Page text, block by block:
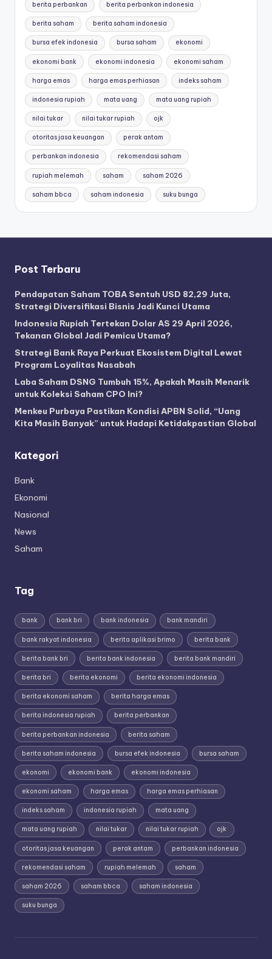
berita perbankan berita perbankan indonesia
berita saham berita saham indonesia
bursa efek indonesia bursa saham ekonomi
ekonomi bank ekonomi indonesia ekonomi saham
harga emas harga emas perhiasan indeks saham
indonesia rupiah mata uang mata uang rupiah
nilai tukar nilai tukar rupiah ojk
otoritas jasa keuangan perak antam
perbankan indonesia rekomendasi saham
rupiah melemah saham saham 2026
saham bbca saham indonesia suku bunga
Post Terbaru
Pendapatan Saham TOBA Sentuh USD 82,29 Juta,
Strategi Diversifikasi Bisnis Jadi Kunci Utama
Indonesia Rupiah Tertekan Dolar AS 29 April 2026,
Tekanan Global Jadi Pemicu Utama?
Strategi Bank Raya Perkuat Ekosistem Digital Lewat
Program Loyalitas Nasabah
Laba Saham DSNG Tumbuh 15%, Apakah Masih Menarik
untuk Koleksi Saham CPO Ini?
Menkeu Purbaya Pastikan Kondisi APBN Solid, “Uang
Kita Masih Banyak” untuk Hadapi Ketidakpastian Global
Kategori
Bank
Ekonomi
Nasional
News
Saham
Tag
bank bank bri bank indonesia bank mandiri
bank rakyat indonesia berita aplikasi brimo berita bank
berita bank bri berita bank indonesia berita bank mandiri
berita bri berita ekonomi berita ekonomi indonesia
berita ekonomi saham berita harga emas
berita indonesia rupiah berita perbankan
berita perbankan indonesia berita saham
berita saham indonesia bursa efek indonesia bursa saham
ekonomi ekonomi bank ekonomi indonesia
ekonomi saham harga emas harga emas perhiasan
indeks saham indonesia rupiah mata uang
mata uang rupiah nilai tukar nilai tukar rupiah ojk
otoritas jasa keuangan perak antam perbankan indonesia
rekomendasi saham rupiah melemah saham
saham 2026 saham bbca saham indonesia
suku bunga